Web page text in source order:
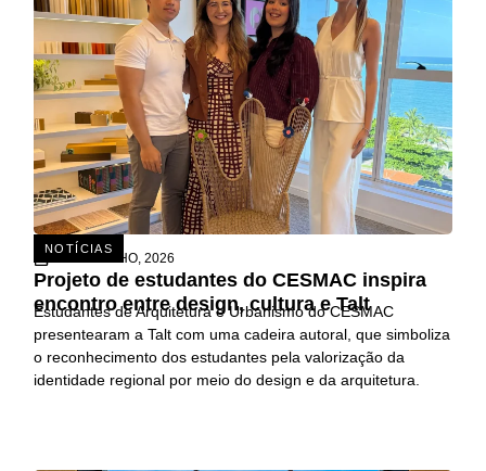
NOTÍCIAS
15 DE JULHO, 2026
Projeto de estudantes do CESMAC inspira
encontro entre design, cultura e Talt
Estudantes de Arquitetura e Urbanismo do CESMAC
presentearam a Talt com uma cadeira autoral, que simboliza
o reconhecimento dos estudantes pela valorização da
identidade regional por meio do design e da arquitetura.